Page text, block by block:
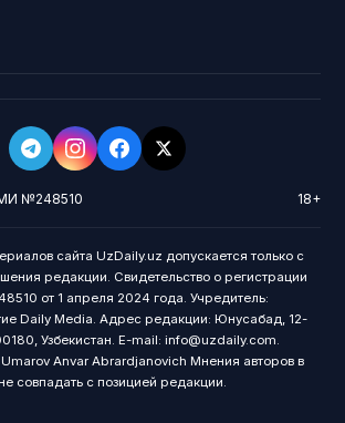
№248510 18+
сайта UzDaily.uz допускается только с
редакции. Свидетельство о регистрации
от 1 апреля 2024 года. Учредитель:
Daily Media. Адрес редакции: Юнусабад, 12-
Узбекистан. E-mail: info@uzdaily.com.
Anvar Abrardjanovich Мнения авторов в
совпадать с позицией редакции.